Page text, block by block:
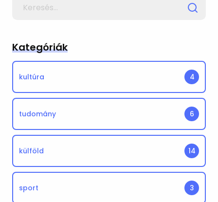
Kategóriák
kultúra 4
tudomány 6
külföld 14
sport 3